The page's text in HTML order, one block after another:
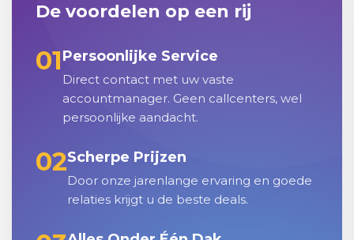
De voordelen op een rij
01Persoonlijke Service
Direct contact met uw vaste
accountmanager. Geen callcenters, wel
persoonlijke aandacht.
02Scherpe Prijzen
Door onze jarenlange ervaring en goede
relaties krijgt u de beste deals.